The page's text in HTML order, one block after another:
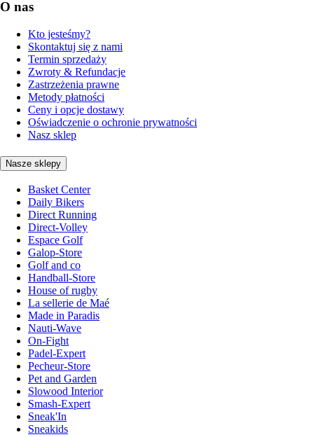
O nas
Kto jesteśmy?
Skontaktuj się z nami
Termin sprzedaży
Zwroty & Refundacje
Zastrzeżenia prawne
Metody płatności
Ceny i opcje dostawy
Oświadczenie o ochronie prywatności
Nasz sklep
Nasze sklepy
Basket Center
Daily Bikers
Direct Running
Direct-Volley
Espace Golf
Galop-Store
Golf and co
Handball-Store
House of rugby
La sellerie de Maé
Made in Paradis
Nauti-Wave
On-Fight
Padel-Expert
Pecheur-Store
Pet and Garden
Slowood Interior
Smash-Expert
Sneak'In
Sneakids